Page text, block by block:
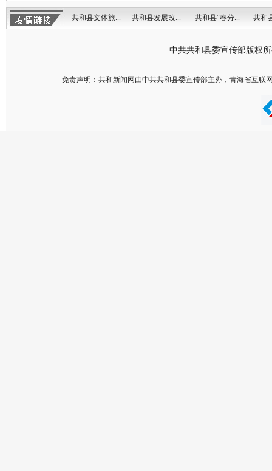
共和县文体旅... 共和县发展改... 共和县“春分... 共和
中共共和县委宣传部版权
免责声明：共和新闻网由中共共和县委宣传部主办，青海省互